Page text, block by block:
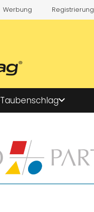
Werbung Registrierung
Taubenschlag